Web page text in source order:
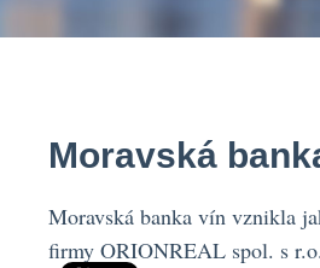
Moravská
Moravská banka vín vznikla
firmy ORIONREAL spol. s